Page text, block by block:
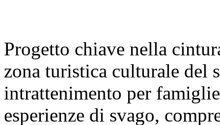
Progetto chiave nella
zona turistica culturale del
intrattenimento per
esperienze di svago,